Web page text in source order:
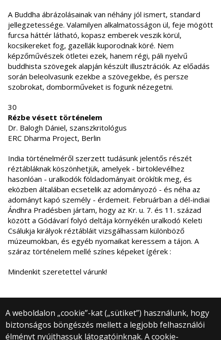
A Buddha ábrázolásainak van néhány jól ismert, standard
jellegzetessége. Valamilyen alkalmatosságon ül, feje mögött
furcsa háttér látható, kopasz emberek veszik körül,
kocsikereket fog, gazellák kuporodnak köré. Nem
képzőművészek ötletei ezek, hanem régi, páli nyelvű
buddhista szövegek alapján készült illusztrációk. Az előadás
során beleolvasunk ezekbe a szövegekbe, és persze
szobrokat, domborműveket is fogunk nézegetni.
30
Rézbe vésett történelem
Dr. Balogh Dániel, szanszkritológus
ERC Dharma Project, Berlin
India történelméről szerzett tudásunk jelentős részét
réztábláknak köszönhetjük, amelyek - birtoklevélhez
hasonlóan - uralkodók földadományait örökítik meg, és
eközben általában ecsetelik az adományozó - és néha az
adományt kapó személy - érdemeit. Februárban a dél-indiai
Ándhra Pradésben jártam, hogy az Kr. u. 7. és 11. század
között a Gódávarí folyó deltája környékén uralkodó Keleti
Csálukja királyok réztábláit vizsgálhassam különböző
múzeumokban, és egyéb nyomaikat keressem a tájon. A
száraz történelem mellé színes képeket ígérek :
Mindenkit szeretettel várunk!
A weboldalon „cookie”-kat („sütiket”) használunk, hogy
biztonságos böngészés mellett a legjobb felhasználói
élményt nyújthassuk látogatóinknak. A cookie-
© 2025 Eötvös Loránd Tudományegyetem
Minden jog fenntartva.